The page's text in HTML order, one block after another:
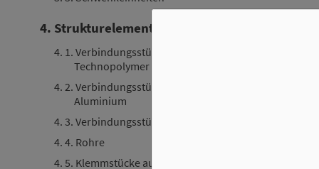
4. Strukturelemente
4. 1. Verbindungsstücke aus
Technopolymer
4. 2. Verbindungsstücke aus
Aluminium
4. 3. Verbindungsstücke aus Stahl
4. 4. Rohre
4. 5. Klemmstücke aus